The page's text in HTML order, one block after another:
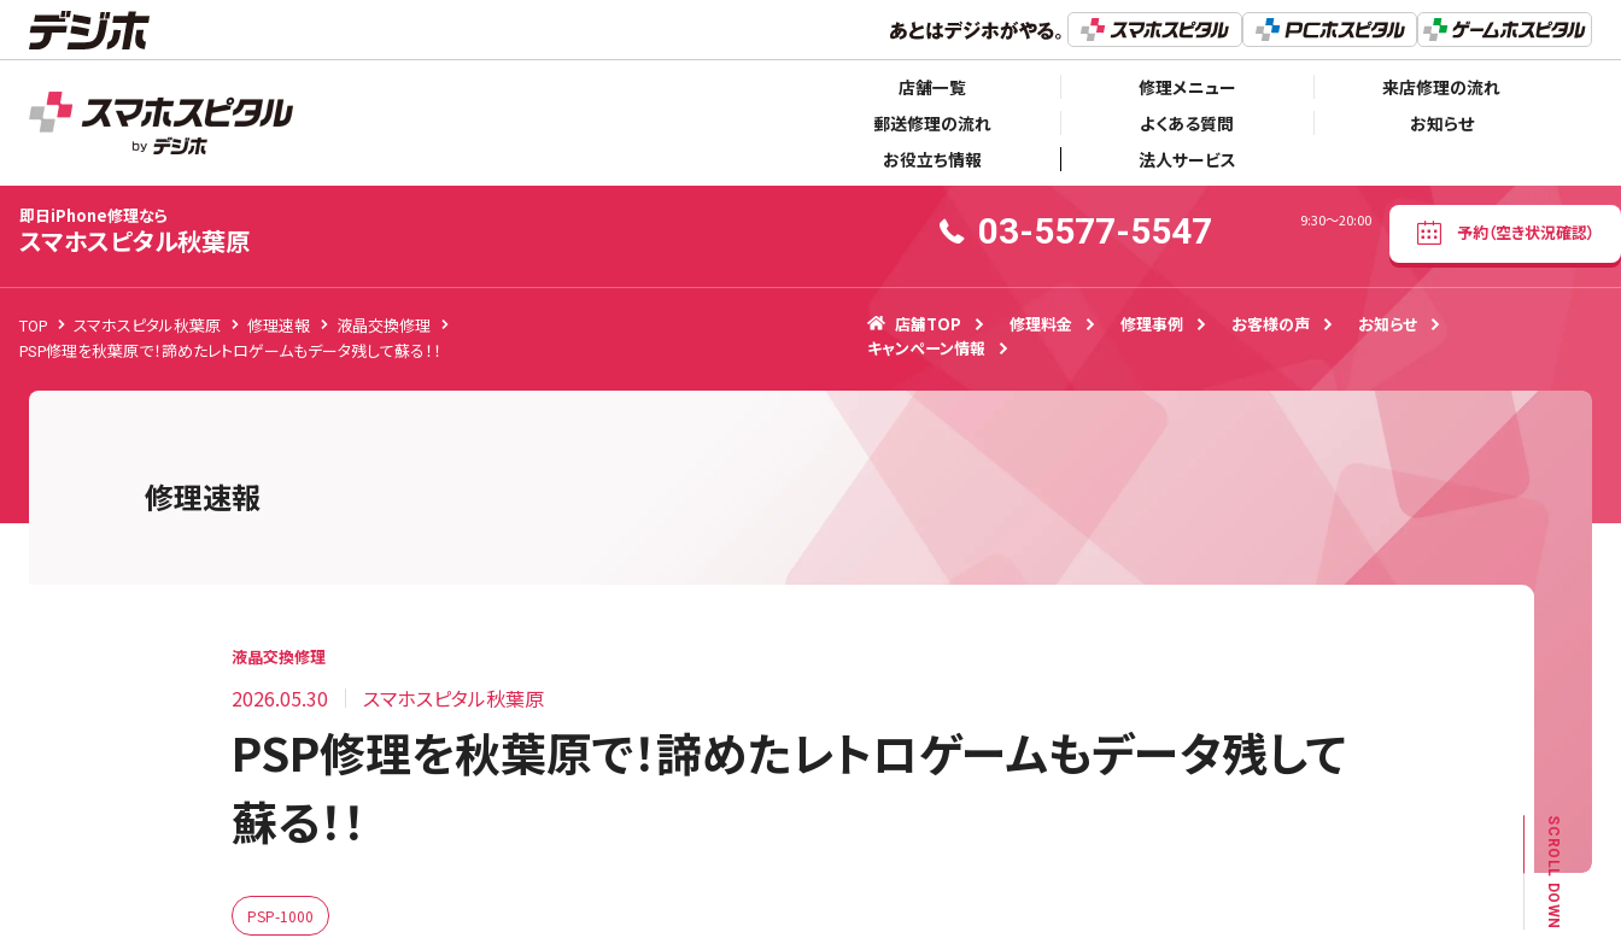
店舗一覧 修理メニュー
来店修理の流れ
郵送修理の流れ
よくある質問
お知らせ
お役立ち情報
法人サービス
スマホスピタル秋葉原
店舗TOP 修理料金 修理事例 お客様の声 お知らせ キャンペーン情報
03-5577-5547
9:30〜20:00
予約（空き状況確認）
即日iPhone修理なら
スマホスピタル秋葉原 03-5577-5547 9:30〜20:00
予約（空き状況確認）
TOP スマホスピタル秋葉原 修理速報
液晶交換修理
PSP修理を秋葉原で！諦めたレトロゲームもデータ残して蘇る！！
店舗TOP 修理料金 修理事例 お客様の声
お知らせ
キャンペーン情報
修理速報
SCROLL DOWN
液晶交換修理
2026.05.30 スマホスピタル秋葉原
PSP修理を秋葉原で！諦めたレトロゲームもデータ残して
蘇る！！
PSP-1000